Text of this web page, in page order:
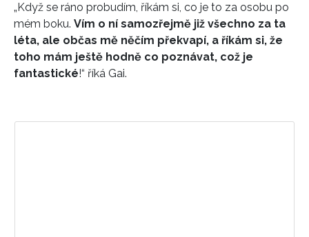
„Když se ráno probudím, říkám si, co je to za osobu po
mém boku. Vím o ní samozřejmě již všechno za ta
léta, ale občas mě něčím překvapí, a říkám si, že
toho mám ještě hodně co poznávat, což je
fantastické!“ říká Gai.